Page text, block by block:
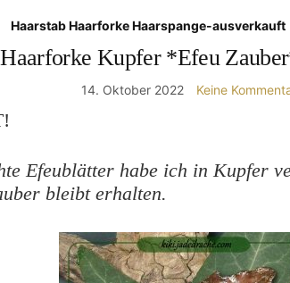
Haarstab Haarforke Haarspange-ausverkauft
Haarforke Kupfer *Efeu
14. Oktober 2022 Keine
Efeublätter habe ich in Kupfer
bleibt erhalten.